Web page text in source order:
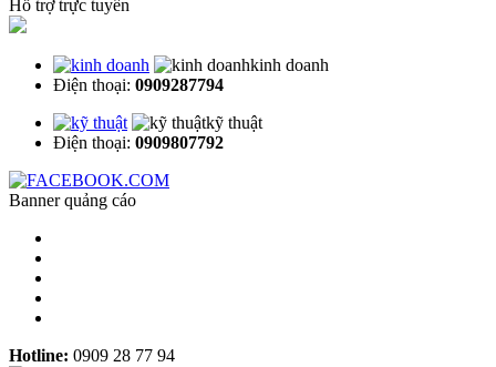
Hỗ trợ trực tuyến
kinh doanh
Điện thoại: 0909287794
kỹ thuật
Điện thoại: 0909807792
Banner quảng cáo
Hotline: 0909 28 77 94